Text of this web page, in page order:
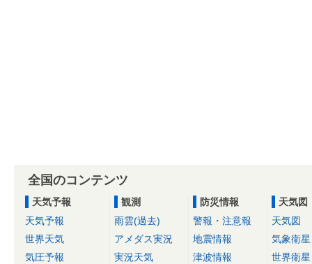
全国のコンテンツ
天気予報
天気予報
世界天気
気圧予報
観測
雨雲(過去)
アメダス実況
実況天気
防災情報
警報・注意報
地震情報
津波情報
天気図
天気図
気象衛星
世界衛星